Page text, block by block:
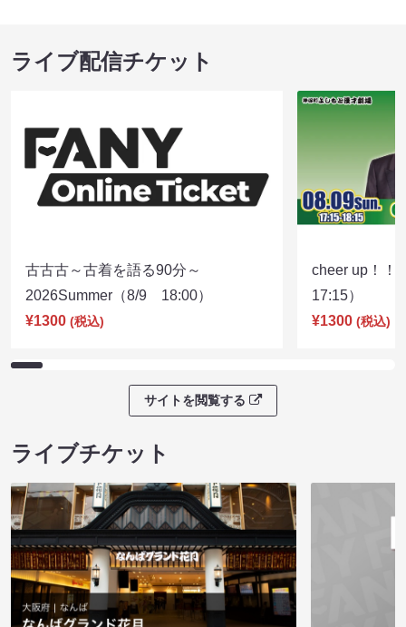
ライブ配信チケット
古古古～古着を語る90分～
2026Summer（8/9 18:00）
¥1300 (税込)
cheer up！
17:15）
¥1300 (税込)
サイトを閲覧する
ライブチケット